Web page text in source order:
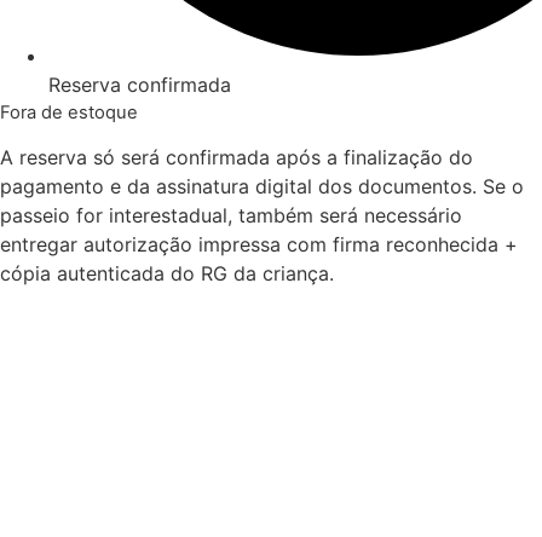
Reserva confirmada
Fora de estoque
A reserva só será confirmada após a finalização do
pagamento e da assinatura digital dos documentos. Se o
passeio for interestadual, também será necessário
entregar autorização impressa com firma reconhecida +
cópia autenticada do RG da criança.